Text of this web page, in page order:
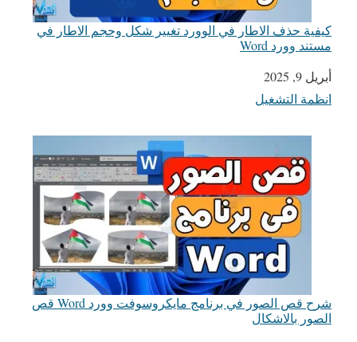
كيفية حذف الاطار في الوورد تغيير شكل وحجم الاطار في
مستند وورد Word
التاريخ
أبريل 9, 2025
في ما يتعلق بما يأتي
انظمة التشغيل
شرح قص الصور في برنامج مايكروسوفت وورد Word قص
الصور بالاشكال